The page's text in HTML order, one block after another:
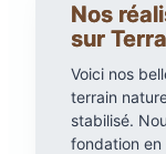
Nos
sur
Voici nos
terrain
stabilisé.
fondation en